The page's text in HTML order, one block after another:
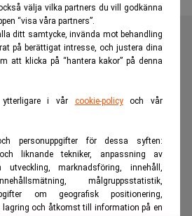
välja vilka partners du vill godkänna
“visa våra partners”.
ditt samtycke, invända mot behandling
på berättigat intresse, och justera dina
att klicka på “hantera kakor” på denna
i vår cookie-policyoch vår
personuppgifter för dessa syften:
liknande tekniker, anpassning av
utveckling, marknadsföring, innehåll,
målgruppsstatistik,
om geografisk positionering,
lagring och åtkomst till information på en
och kostnadsfri nyhetskanal för
inom finans- och